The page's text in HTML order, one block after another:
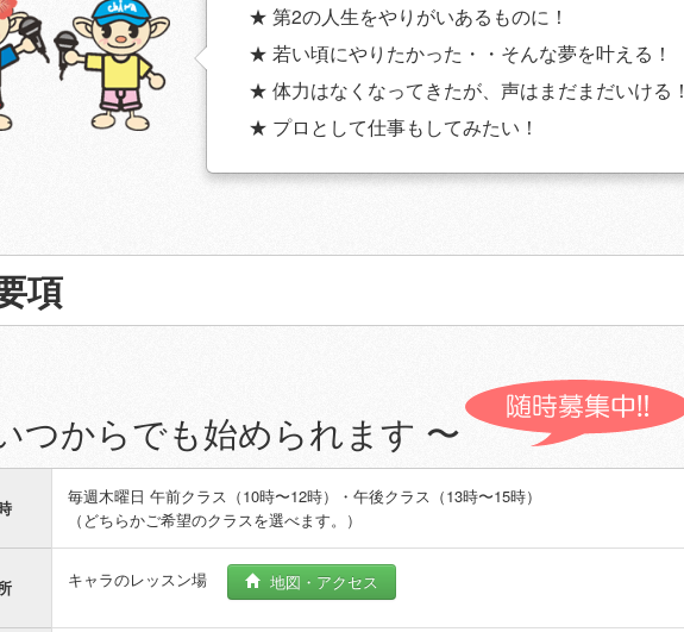
★ 第2の人生をやりがいあるものに！
★ 若い頃にやりたかった・・そんな夢を叶える！
★ 体力はなくなってきたが、声はまだまだいける！
★ プロとして仕事もしてみたい！
項
つからでも始められます 〜
随時募集中!!
毎週木曜日 午前クラス（10時〜12時）・午後クラス（13時〜15時）
（どちらかご希望のクラスを選べます。）
キャラのレッスン場 地図・アクセス